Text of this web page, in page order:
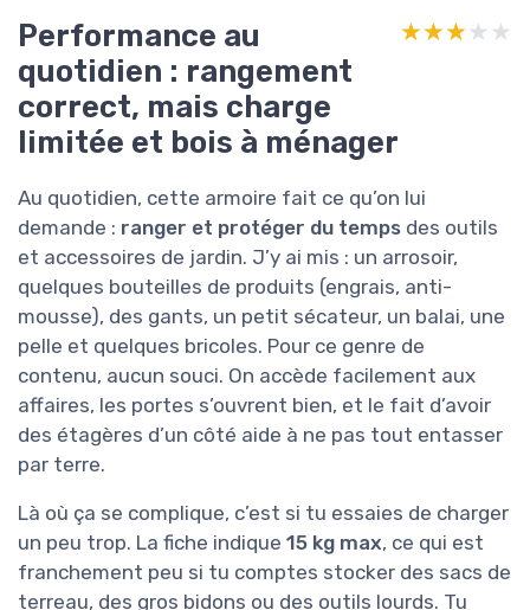
Performance au
quotidien : rangement
correct, mais charge
limitée et bois à ménager
★★★★★
★★★★★
Au quotidien, cette armoire fait ce qu’on lui
demande : ranger et protéger du temps des outils
et accessoires de jardin. J’y ai mis : un arrosoir,
quelques bouteilles de produits (engrais, anti-
mousse), des gants, un petit sécateur, un balai, une
pelle et quelques bricoles. Pour ce genre de
contenu, aucun souci. On accède facilement aux
affaires, les portes s’ouvrent bien, et le fait d’avoir
des étagères d’un côté aide à ne pas tout entasser
par terre.
Là où ça se complique, c’est si tu essaies de charger
un peu trop. La fiche indique 15 kg max, ce qui est
franchement peu si tu comptes stocker des sacs de
terreau, des gros bidons ou des outils lourds. Tu